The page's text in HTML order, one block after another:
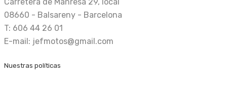
08660 - Balsareny - Barcelona
T: 606 44 26 01
E-mail: jefmotos@gmail.com
Nuestras políticas